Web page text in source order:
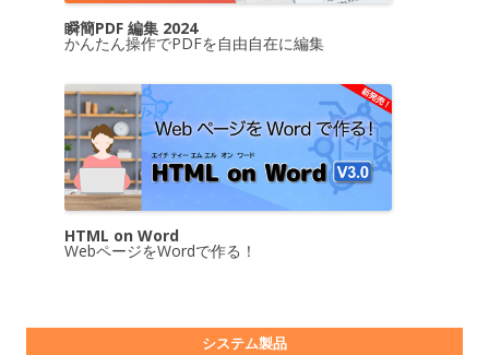
瞬簡PDF 編集 2024
かんたん操作でPDFを自由自在に編集
HTML on Word
WebページをWordで作る！
システム製品